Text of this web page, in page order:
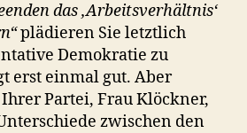
das ‚Arbeitsverhältnis‘
plädieren Sie letztlich
Demokratie zu
erst einmal gut. Aber
Partei, Frau Klöckner,
zwischen den